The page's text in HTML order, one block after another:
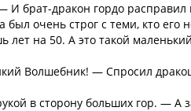
брат-дракон гордо расправил
очень строг с теми, кто его
на 50. А это такой
Волшебник! — Спросил
в сторону больших гор. — А